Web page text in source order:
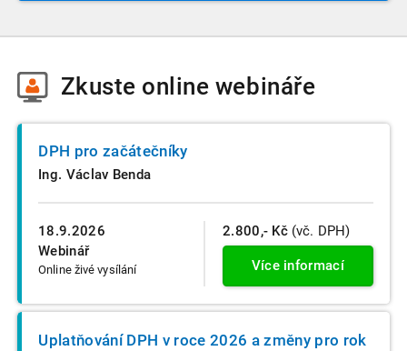
Zkuste online webináře
18.9.2026
Webinář
Online živé vysílání
DPH pro začátečníky
Ing. Václav Benda
2.800,- Kč (vč. DPH)
Více informací
Uplatňování DPH v roce 2026 a změny pro rok